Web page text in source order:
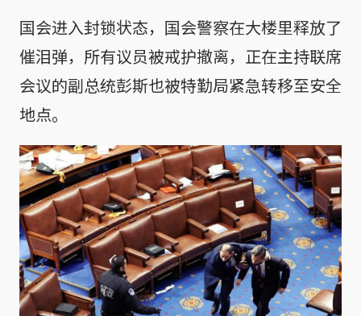
国会进入封锁状态，国会警察在大楼里释放了
催泪弹，所有议员被戒护撤离，正在主持联席
会议的副总统彭斯也被特勤局紧急转移至安全
地点。